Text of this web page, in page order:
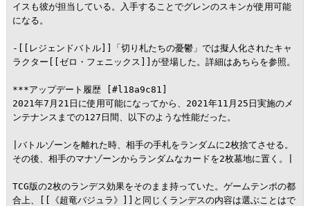
イスも彼が担当している。入手することでグレンのスキンが使用可能
になる。
-[[レジェンドバトル]]「切り札たちの憂鬱」では擬人化されたキャ
ラクター[[ゼロ・フェニックス]]が登場した。詳細はあちらを参照。
***アップデート履歴 [#l18a9c81]
2021年7月21日に使用可能になってから、2021年11月25日実施のメ
ンテナンスまでの127日間、以下のような性能だった。
|バトルゾーンを離れた時、相手の手札をランダムに2枚捨てさせる。
その後、相手のマナゾーンからランダムなカードを2枚墓地に置く。|
TCG版の2枚のランデス効果をそのまま持っていた。ゲームテンポの都
合上、[[《超竜バジュラ》]]と同じくランデスの内容は選ぶことはで